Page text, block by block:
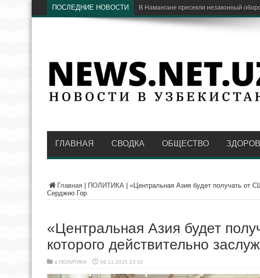
ПОСЛЕДНИЕ НОВОСТИ В Сурхандарье четверо участников экстр
ГЛАВНАЯ СВОДКА ОБЩЕСТВО
Главная ПОЛИТИКА
«Центральная Азия будет получать от
Серджио Гор
«Центральная Азия будет
которого действительно
в ПОЛИТИКА 06.11.2025 23:10